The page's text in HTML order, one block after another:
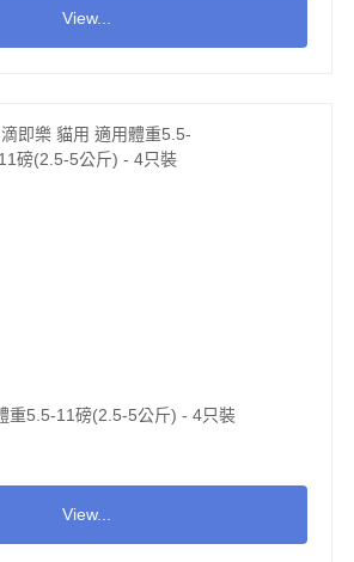
View...
重5.5-11磅(2.5-5公斤) - 4只裝
View...